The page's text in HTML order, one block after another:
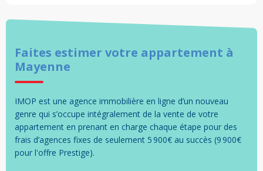
Faites estimer votre appartement à
Mayenne
IMOP est une agence immobilière en ligne d’un nouveau
genre qui s’occupe intégralement de la vente de votre
appartement en prenant en charge chaque étape pour des
frais d’agences fixes de seulement 5 900€ au succès (9 900€
pour l'offre Prestige).